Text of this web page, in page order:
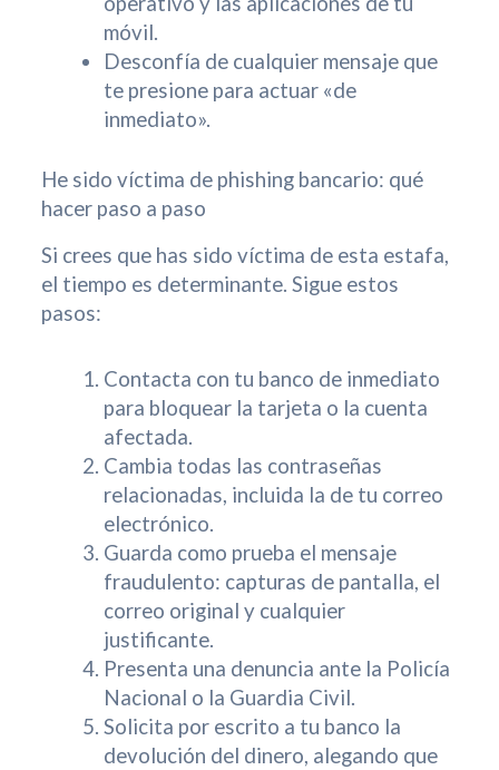
móvil.
Desconfía de cualquier mensaje que
te presione para actuar «de
inmediato».
He sido víctima de phishing bancario: qué
hacer paso a paso
Si crees que has sido víctima de esta estafa,
el tiempo es determinante. Sigue estos
pasos:
Contacta con tu banco de inmediato
para bloquear la tarjeta o la cuenta
afectada.
Cambia todas las contraseñas
relacionadas, incluida la de tu correo
electrónico.
Guarda como prueba el mensaje
fraudulento: capturas de pantalla, el
correo original y cualquier
justificante.
Presenta una denuncia ante la Policía
Nacional o la Guardia Civil.
Solicita por escrito a tu banco la
devolución del dinero, alegando que